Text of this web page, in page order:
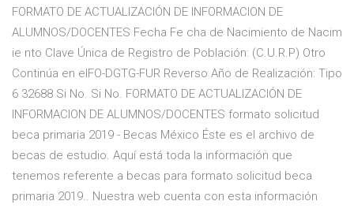
FORMATO DE ACTUALIZACIÓN DE INFORMACION DE
ALUMNOS/DOCENTES Fecha Fe cha de Nacimiento de Nacim
ie nto Clave Única de Registro de Población: (C.U.R.P) Otro
Continúa en elFO-DGTG-FUR Reverso Año de Realización: Tipo
6 32688 Si No. Si No. FORMATO DE ACTUALIZACIÓN DE
INFORMACION DE ALUMNOS/DOCENTES formato solicitud
beca primaria 2019 - Becas México Éste es el archivo de
becas de estudio. Aquí está toda la información que
tenemos referente a becas para formato solicitud beca
primaria 2019.. Nuestra web cuenta con esta información